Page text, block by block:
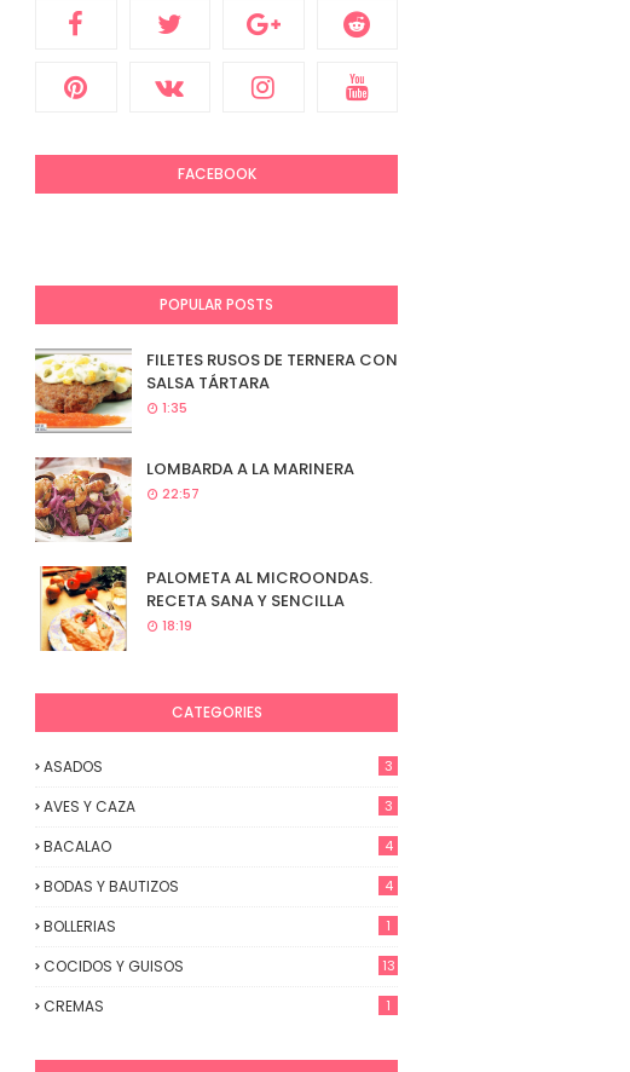
FACEBOOK
POPULAR POSTS
FILETES RUSOS DE TERNERA CON
SALSA TÁRTARA
1:35
LOMBARDA A LA MARINERA
22:57
PALOMETA AL MICROONDAS.
RECETA SANA Y SENCILLA
18:19
CATEGORIES
ASADOS 3
AVES Y CAZA 3
BACALAO 4
BODAS Y BAUTIZOS 4
BOLLERIAS 1
COCIDOS Y GUISOS 13
CREMAS 1